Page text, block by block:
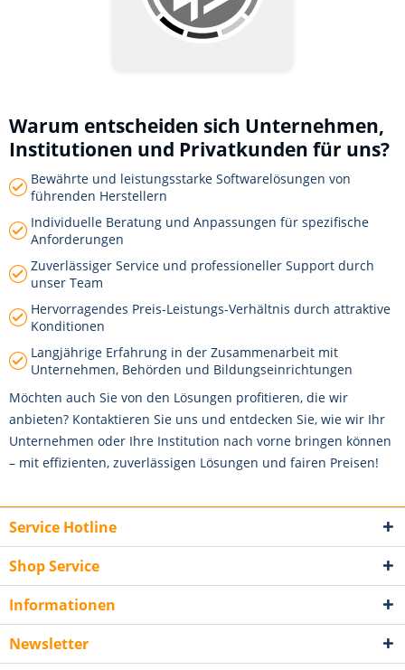
Warum entscheiden sich Unternehmen,
Institutionen und Privatkunden für uns?
Bewährte und leistungsstarke Softwarelösungen von
führenden Herstellern
Individuelle Beratung und Anpassungen für spezifische
Anforderungen
Zuverlässiger Service und professioneller Support durch
unser Team
Hervorragendes Preis-Leistungs-Verhältnis durch attraktive
Konditionen
Langjährige Erfahrung in der Zusammenarbeit mit
Unternehmen, Behörden und Bildungseinrichtungen
Möchten auch Sie von den Lösungen profitieren, die wir
anbieten? Kontaktieren Sie uns und entdecken Sie, wie wir Ihr
Unternehmen oder Ihre Institution nach vorne bringen können
– mit effizienten, zuverlässigen Lösungen und fairen Preisen!
Service Hotline
Shop Service
Informationen
Newsletter